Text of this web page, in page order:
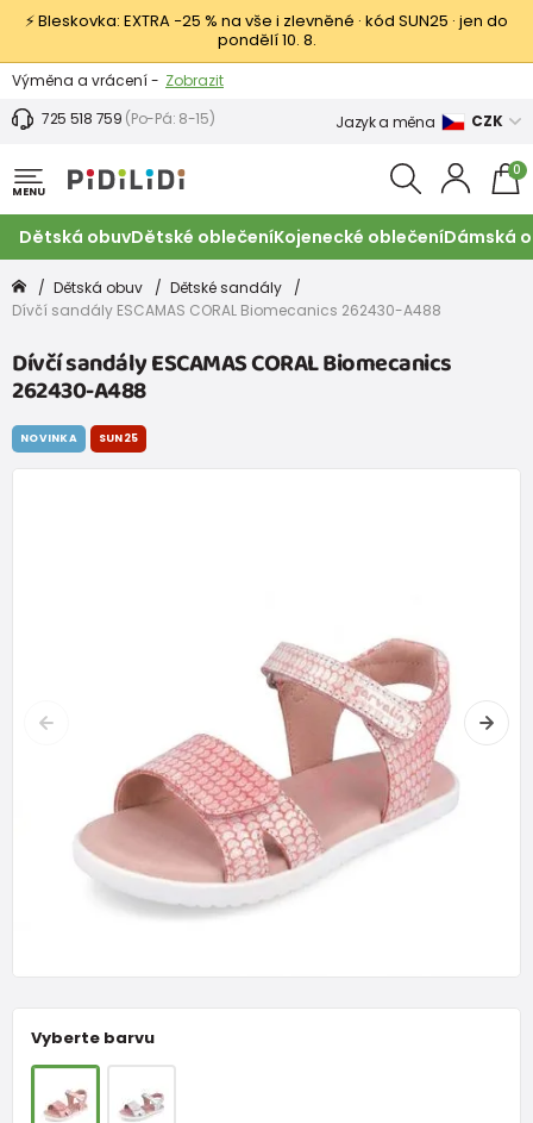
⚡ Bleskovka: EXTRA −25 % na vše i zlevněné · kód SUN25 · jen do
pondělí 10. 8.
Výměna a vrácení - Zobrazit
Sleva 100 Kč na první nákup -
725 518 759 (Po-Pá: 8-15) Jazyk a měna CZK
MENU
0
Dětská obuvDětské oblečeníKojenecké oblečeníDámská
Dětská obuv
Dětské sandály
Dívčí sandály ESCAMAS CORAL Biomecanics 262430-A488
Dívčí sandály ESCAMAS CORAL Biomecanics
262430-A488
Vyberte barvu
NOVINKA SUN25